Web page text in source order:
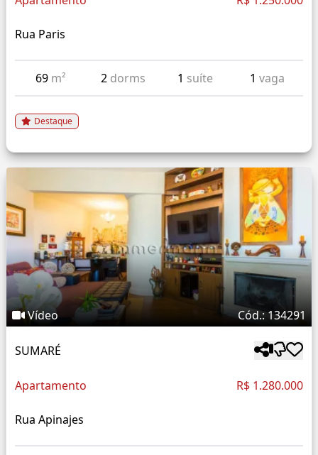
Rua Paris
69 m² 2 dorms 1 suíte 1 vaga
Destaque
Vídeo Cód.: 134291
SUMARÉ
Apartamento R$ 1.280.000
Rua Apinajes